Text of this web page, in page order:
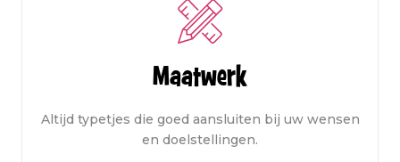
Maatwerk
Altijd typetjes die goed aansluiten bij uw wensen
en doelstellingen.